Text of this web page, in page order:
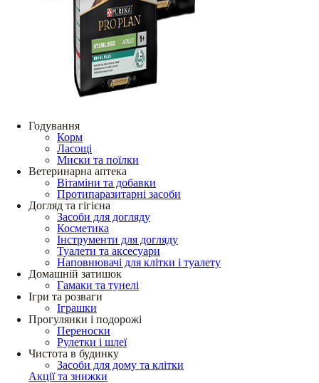
Годування
Корм
Ласощі
Миски та поїлки
Ветеринарна аптека
Вітаміни та добавки
Протипаразитарні засоби
Догляд та гігієна
Засоби для догляду
Косметика
Інструменти для догляду
Туалети та аксесуари
Наповнювачі для клітки і туалету
Домашній затишок
Гамаки та тунелі
Ігри та розваги
Іграшки
Прогулянки і подорожі
Переноски
Рулетки і шлеї
Чистота в будинку
Засоби для дому та клітки
Акції та знижки